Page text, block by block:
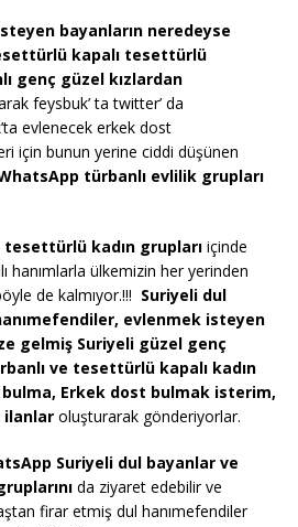
bayanların neredeyse
kapalı tesettürlü
genç güzel kızlardan
feysbuk’ ta twitter’ da
evlenecek erkek dost
için bunun yerine ciddi düşünen
türbanlı evlilik grupları
kadın grupları içinde
hanımlarla ülkemizin her yerinden
de kalmıyor.!!! Suriyeli dul
evlenmek isteyen
gelmiş Suriyeli güzel genç
ve tesettürlü kapalı kadın
Erkek dost bulmak isterim,
ilanlar oluşturarak gönderiyorlar.
Suriyeli dul bayanlar ve
da ziyaret edebilir ve
firar etmiş dul hanımefendiler